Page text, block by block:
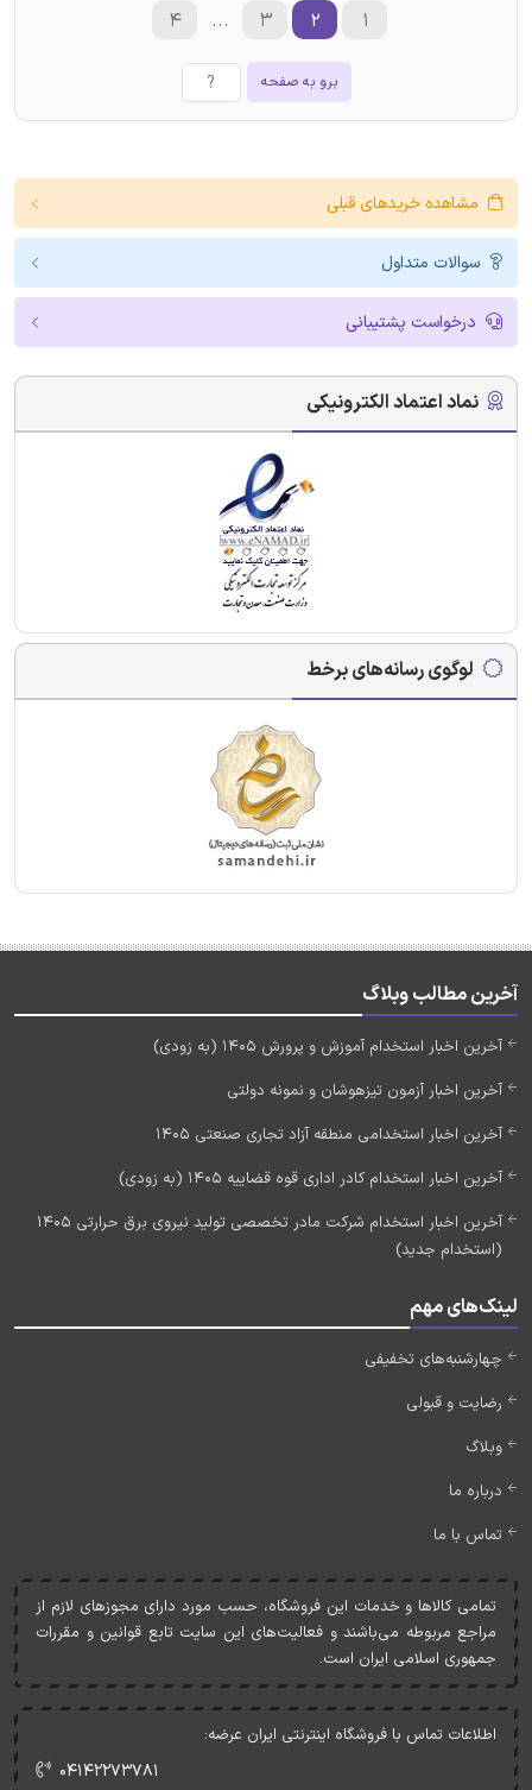
برو به صفحه
۱ ۲ ۳ ... ۴
مشاهده خریدهای قبلی
سوالات متداول
درخواست پشتیبانی
نماد اعتماد الکترونیکی
لوگوی رسانه‌های برخط
آخرین مطالب وبلاگ
آخرین اخبار استخدام آموزش و پرورش 1405 (به زودی)
آخرین اخبار آزمون تیزهوشان و نمونه دولتی
آخرین اخبار استخدامی منطقه آزاد تجاری صنعتی 1405
آخرین اخبار استخدام کادر اداری قوه قضاییه 1405 (به زودی)
آخرین اخبار استخدام شرکت مادر تخصصی تولید نیروی برق حرارتی 1405
(استخدام جدید)
لینک‌های مهم
چهارشنبه‌های تخفیفی
رضایت و قبولی
وبلاگ
درباره ما
تماس با ما
تمامی کالاها و خدمات اين فروشگاه، حسب مورد دارای مجوزهای لازم از
مراجع مربوطه می‌باشند و فعاليت‌های اين سايت تابع قوانين و مقررات
جمهوری اسلامی ايران است.
اطلاعات تماس با فروشگاه اینترنتی ایران عرضه:
۰۴۱۴۲۲۷۳۷۸۱